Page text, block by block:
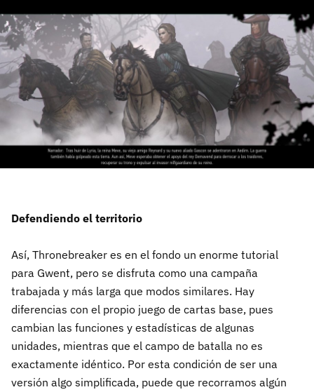
Defendiendo el territorio
Así, Thronebreaker es en el fondo un enorme tutorial
para Gwent, pero se disfruta como una campaña
trabajada y más larga que modos similares. Hay
diferencias con el propio juego de cartas base, pues
cambian las funciones y estadísticas de algunas
unidades, mientras que el campo de batalla no es
exactamente idéntico. Por esta condición de ser una
versión algo simplificada, puede que recorramos algún